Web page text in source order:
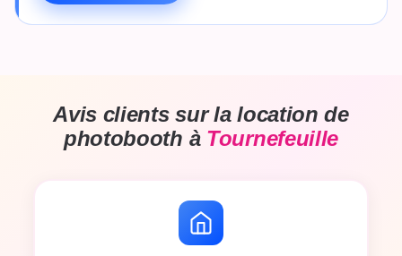
Avis clients sur la location de
photobooth à Tournefeuille